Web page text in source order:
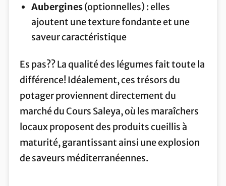
Aubergines(optionnelles) : elles
ajoutent une texture fondante et une
saveur caractéristique
Es pas?? La qualité des légumes fait toute la
différence! Idéalement, ces trésors du
potager proviennent directement du
marché du Cours Saleya, où les maraîchers
locaux proposent des produits cueillis à
maturité, garantissant ainsi une explosion
de saveurs méditerranéennes.